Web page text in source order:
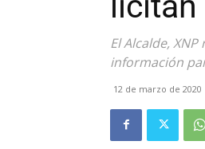
El Alcalde,
información
12 de marzo de 2020